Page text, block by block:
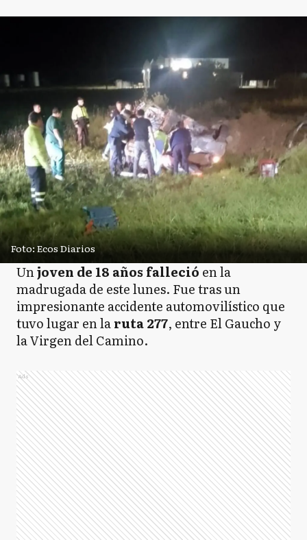
Foto: Ecos Diarios
Unjoven de 18 años falleció en la
madrugada de este lunes. Fue tras un
impresionante accidente automovilístico que
tuvo lugar en laruta 277, entre El Gaucho y
la Virgen del Camino.
Ads